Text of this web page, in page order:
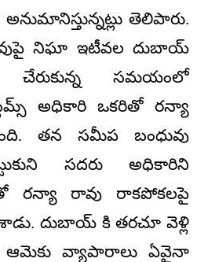
తెలిపారు.
నిఘా ఇటీవల దుబాయ్
చేరుకున్న సమయంలో
అధికారి ఒకరితో రన్యా
తన సమీప బంధువు
సదరు అధికారిని
రన్యా రావు రాకపోకలపై
దుబాయ్ కి తరచూ వెళ్లి
ఆమెకు వ్యాపారాలు ఏవైనా